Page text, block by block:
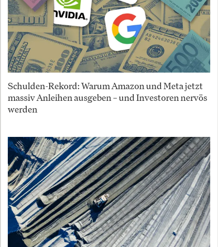
Schulden-Rekord: Warum Amazon und Meta jetzt
massiv Anleihen ausgeben – und Investoren nervös
werden